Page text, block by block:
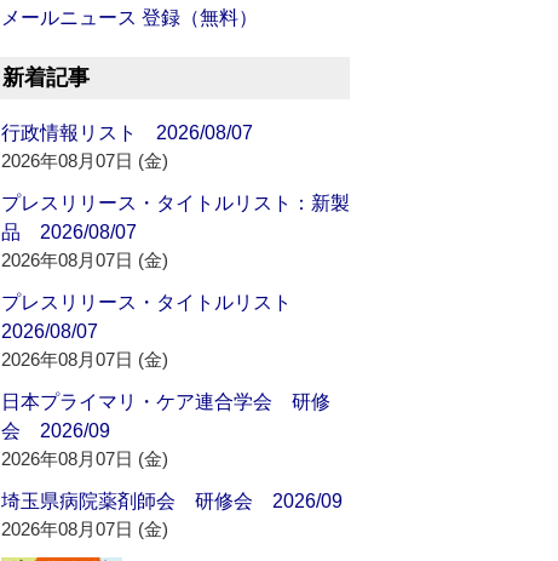
メールニュース 登録（無料）
新着記事
行政情報リスト 2026/08/07
2026年08月07日 (金)
プレスリリース・タイトルリスト：新製
品 2026/08/07
2026年08月07日 (金)
プレスリリース・タイトルリスト
2026/08/07
2026年08月07日 (金)
日本プライマリ・ケア連合学会 研修
会 2026/09
2026年08月07日 (金)
埼玉県病院薬剤師会 研修会 2026/09
2026年08月07日 (金)